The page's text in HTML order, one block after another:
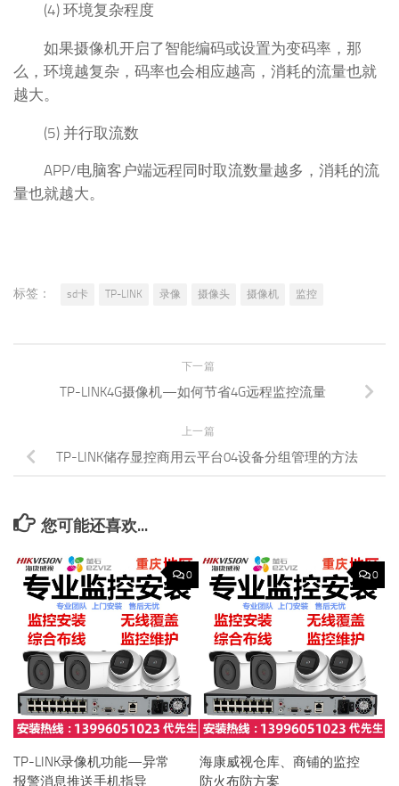
(4) 环境复杂程度
如果摄像机开启了智能编码或设置为变码率，那
么，环境越复杂，码率也会相应越高，消耗的流量也就
越大。
(5) 并行取流数
APP/电脑客户端远程同时取流数量越多，消耗的流
量也就越大。
标签： sd卡 TP-LINK 录像 摄像头 摄像机 监控
下一篇
TP-LINK4G摄像机—如何节省4G远程监控流量
上一篇
TP-LINK储存显控商用云平台04设备分组管理的方法
您可能还喜欢...
0
TP-LINK录像机功能—异常
报警消息推送手机指导
0
海康威视仓库、商铺的监控
防火布防方案